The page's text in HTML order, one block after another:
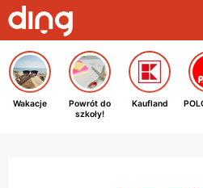
Wakacje
Powrót do
szkoły!
Kaufland